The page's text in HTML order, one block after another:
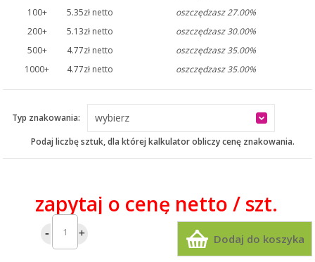
100+
5.35zł netto
oszczędzasz 27.00%
200+
5.13zł netto
oszczędzasz 30.00%
500+
4.77zł netto
oszczędzasz 35.00%
1000+
4.77zł netto oszczędzasz 35.00%
Typ znakowania: wybierz
Podaj liczbę sztuk, dla której kalkulator obliczy cenę znakowania.
zapytaj o cenę netto / szt.
Dodaj do koszyka